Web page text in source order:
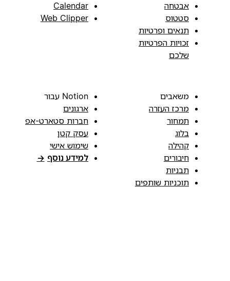
אבטחה
סטטוס
תנאים ופרטיות
זכויות הפרטיות
שלכם
Calendar
Web Clipper
משאבים
מרכז העזרה
תמחור
בלוג
קהילה
חיבורים
תבניות
תוכניות שותפים
Notion עבור
ארגונים
חברות סטארט-אפ
עסק קטן
שימוש אישי
למידע נוסף →